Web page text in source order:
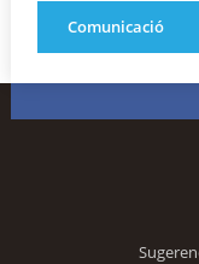
Comunicació